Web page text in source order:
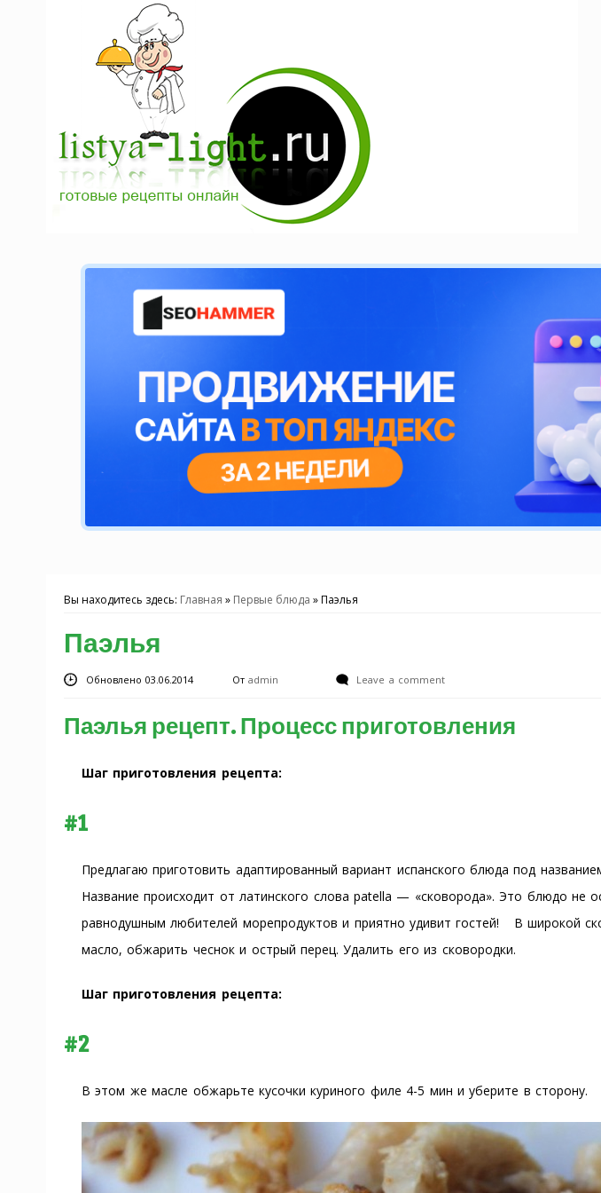
Вы находитесь здесь: Главная » Первые блюда »Паэлья
Паэлья
Обновлено 03.06.2014 Отadmin Leave a comment
Паэлья рецепт. Процесс приготовления
Шаг приготовления рецепта:
#1
Предлагаю приготовить адаптированный вариант испанского блюда под
Название происходит от латинского слова patella — «сковорода». Это блюдо не
равнодушным любителей морепродуктов и приятно удивит гостей! В широкой
масло, обжарить чеснок и острый перец. Удалить его из сковородки.
Шаг приготовления рецепта:
#2
В этом же масле обжарьте кусочки куриного филе 4-5 мин и уберите в сторону.